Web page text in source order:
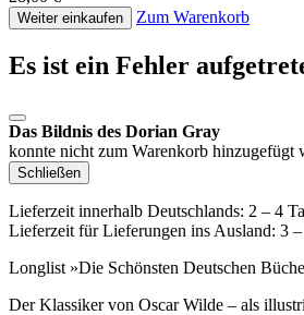
Weiter einkaufen Zum Warenkorb
Es ist ein Fehler
Das Bildnis des Dorian Gray
konnte nicht zum Warenkorb hinzugefügt
Schließen
Lieferzeit innerhalb Deutschlands: 2 – 4
Lieferzeit für Lieferungen ins Ausland: 3 –
Longlist »Die Schönsten Deutschen
Der Klassiker von Oscar Wilde – als